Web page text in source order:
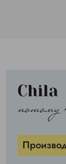
Chila
потому